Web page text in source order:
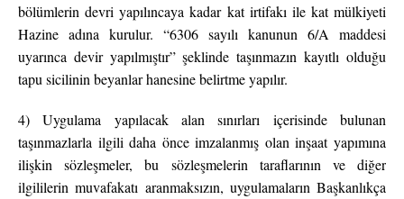
bölümlerin devri yapılıncaya kadar kat irtifakı ile kat mülkiyeti
Hazine adına kurulur. “6306 sayılı kanunun 6/A maddesi
uyarınca devir yapılmıştır” şeklinde taşınmazın kayıtlı olduğu
tapu sicilinin beyanlar hanesine belirtme yapılır.
4) Uygulama yapılacak alan sınırları içerisinde bulunan
taşınmazlarla ilgili daha önce imzalanmış olan inşaat yapımına
ilişkin sözleşmeler, bu sözleşmelerin taraflarının ve diğer
ilgililerin muvafakatı aranmaksızın, uygulamaların Başkanlıkça